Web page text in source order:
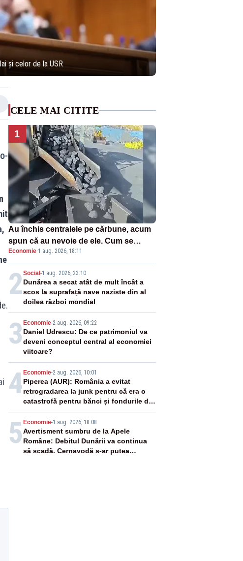
și celor de la USR
CELE MAI CITITE
1
Au închis centralele pe cărbune, acum
spun că au nevoie de ele. Cum se
pasează vina în plină criză energetică
Economie·1 aug. 2026, 18:11
2Social -1 aug. 2026, 23:10
Dunărea a secat atât de mult încât a
scos la suprafață nave naziste din al
doilea război mondial
3 Economie-2 aug. 2026, 09:22
Daniel Udrescu: De ce patrimoniul va
deveni conceptul central al economiei
viitoare?
4 Economie-2 aug. 2026, 10:01
Piperea (AUR): România a evitat
retrogradarea la junk pentru că era o
catastrofă pentru bănci și fondurile de
pensii
5 Economie-1 aug. 2026, 18:08
Avertisment sumbru de la Apele
Române: Debitul Dunării va continua
să scadă. Cernavodă s-ar putea